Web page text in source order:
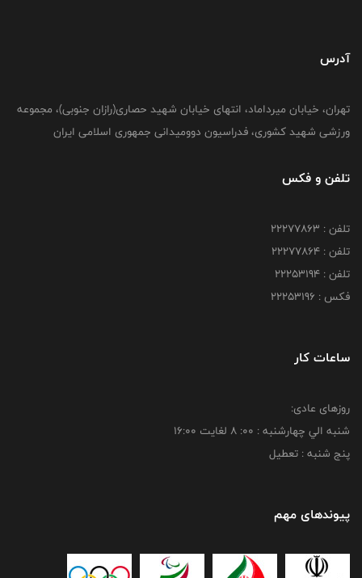
آدرس
تهران، خیابان میرداماد، انتهای خیابان شهید حصاری(رازان جنوبی)، مجموعه
ورزشی شهید کشوری، فدراسیون دوومیدانی جمهوری اسلامی ایران
تلفن و فکس
تلفن : 22277863
تلفن : 22277864
تلفن : 22253194
فکس : 22253196
ساعات کار
روزهای عادی:
شنبه الي چهارشنبه : 00: 8 لغايت 16:00
پنج شنبه : تعطیل
پیوندهای مهم